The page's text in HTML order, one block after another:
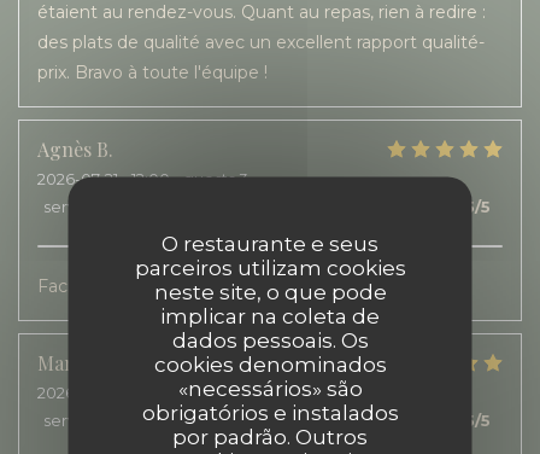
O restaurante e seus
parceiros utilizam cookies
neste site, o que pode
implicar na coleta de
dados pessoais. Os
cookies denominados
«necessários» são
obrigatórios e instalados
por padrão. Outros
étaient au rendez-vous. Quant au repas, rien à redire :
des plats de qualité avec un excellent rapport qualité-
prix. Bravo à toute l'équipe !
Agnès B
2026-07-21- 12:00 - guests 3
service
5/5
Facilité de réservation.
Marie
2026-07-20
- 12:30 - guests 1
service
ambience:5/5 menu: 5/5 quality_price 5/5